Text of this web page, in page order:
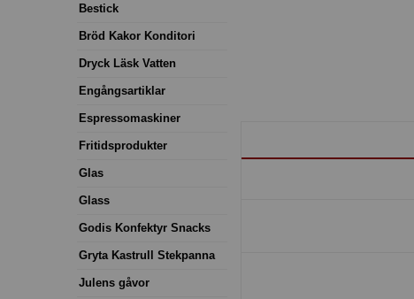
Bestick
Bröd Kakor Konditori
Dryck Läsk Vatten
Engångsartiklar
Espressomaskiner
Fritidsprodukter
Glas
Glass
Godis Konfektyr Snacks
Gryta Kastrull Stekpanna
Julens gåvor